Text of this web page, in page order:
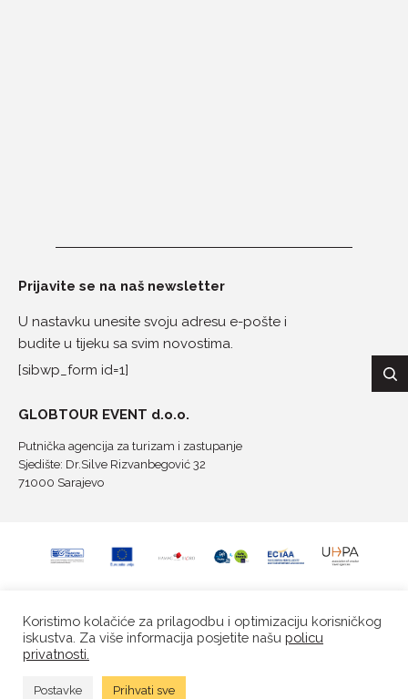
Prijavite se na naš newsletter
U nastavku unesite svoju adresu e-pošte i
budite u tijeku sa svim novostima.
[sibwp_form id=1]
GLOBTOUR EVENT d.o.o.
Putnička agencija za turizam i zastupanje
Sjedište: Dr.Silve Rizvanbegović 32
71000 Sarajevo
Koristimo kolačiće za prilagodbu i optimizaciju korisničkog
iskustva. Za više informacija posjetite našu policu
privatnosti.
Postavke Prihvati sve